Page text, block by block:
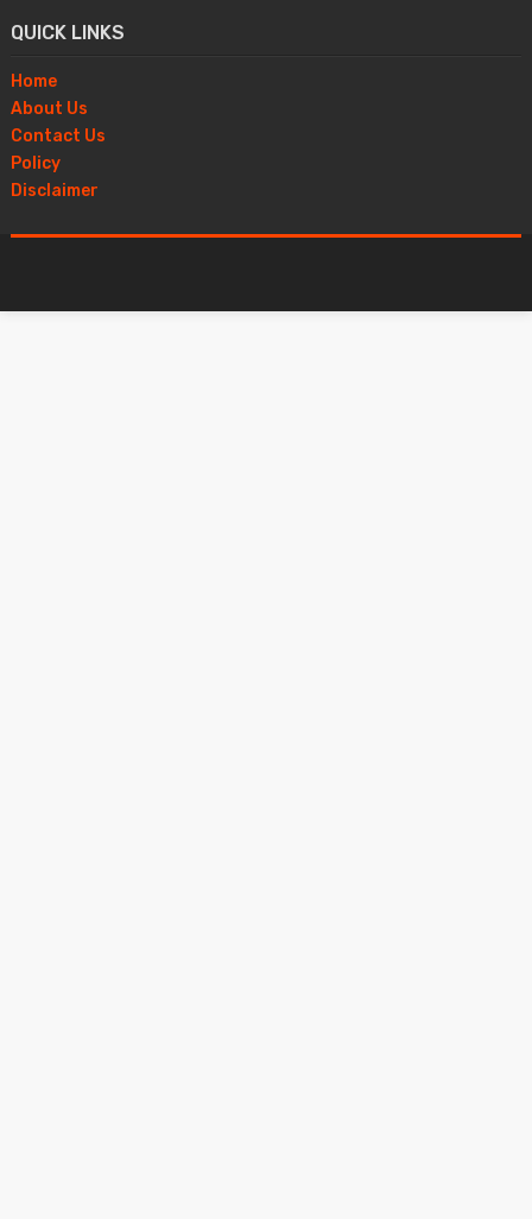
QUICK LINKS
Home
About Us
Contact Us
Policy
Disclaimer